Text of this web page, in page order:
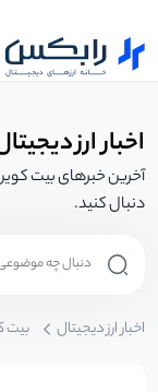
اخبار ارز
آخرین خبرهای بیت کوین
دنبال کنید.
اخبار ارز دیجیتال بیت